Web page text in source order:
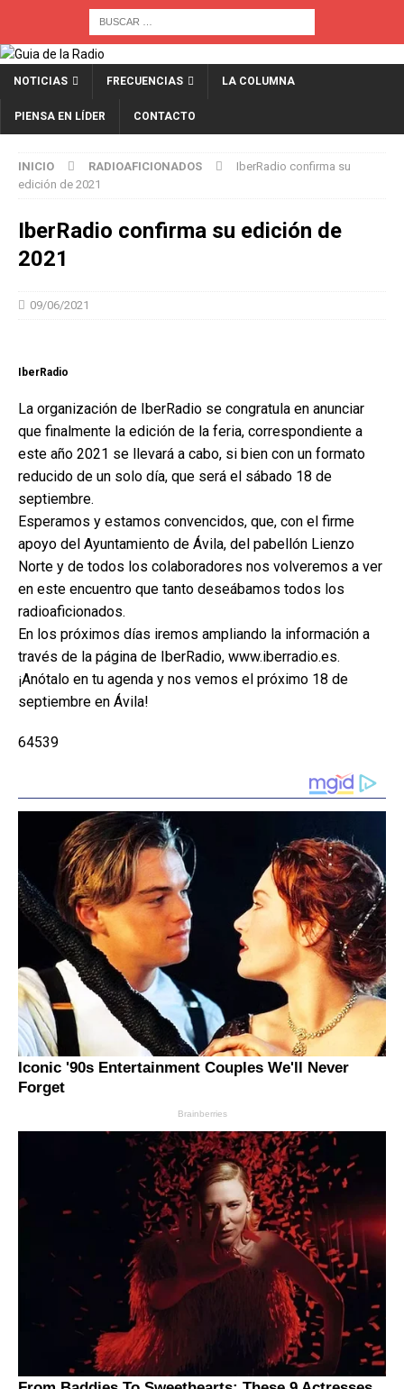
NOTICIAS FRECUENCIAS LA COLUMNA
PIENSA EN LÍDER CONTACTO
INICIO RADIOAFICIONADOS
IberRadio confirma su
edición de 2021
IberRadio confirma su edición de
2021
09/06/2021
IberRadio
La organización de IberRadio se congratula en anunciar
que finalmente la edición de la feria, correspondiente a
este año 2021 se llevará a cabo, si bien con un formato
reducido de un solo día, que será el sábado 18 de
septiembre.
Esperamos y estamos convencidos, que, con el firme
apoyo del Ayuntamiento de Ávila, del pabellón Lienzo
Norte y de todos los colaboradores nos volveremos a ver
en este encuentro que tanto deseábamos todos los
radioaficionados.
En los próximos días iremos ampliando la información a
través de la página de IberRadio, www.iberradio.es.
¡Anótalo en tu agenda y nos vemos el próximo 18 de
septiembre en Ávila!
64539